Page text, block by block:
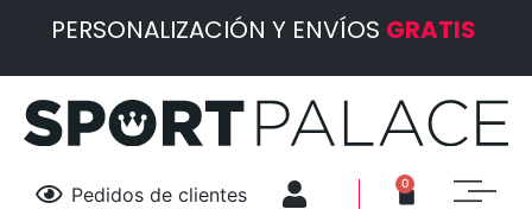
PERSONALIZACIÓN Y ENVÍOS GRATIS
Pedidos de clientes 0